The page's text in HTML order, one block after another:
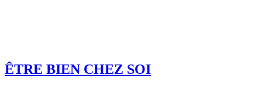
ÊTRE BIEN CHEZ SOI